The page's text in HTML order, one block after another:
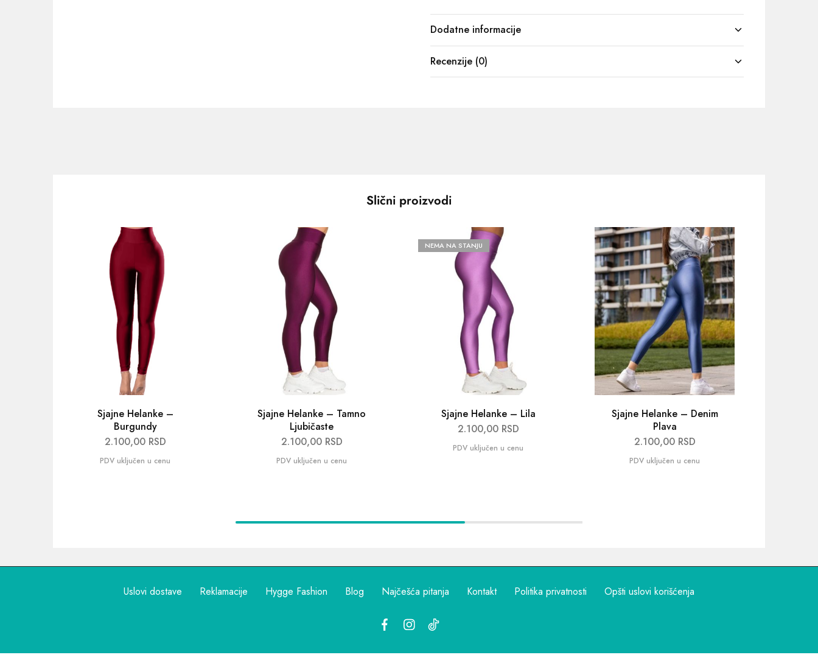
Dodatne informacije
Recenzije (0)
Slični proizvodi
Sjajne Helanke –
Burgundy
2.100,00 RSD
Sjajne Helanke – Tamno
Ljubičaste
2.100,00 RSD
NEMA NA STANJU
Sjajne Helanke – Lila
2.100,00 RSD
Sjajne Helanke – Denim
Plava
2.100,00 RSD
Uslovi dostave Reklamacije Hygge Fashion Blog Najčešća pitanja Kontakt Politika privatnosti Opšti uslovi korišćenja